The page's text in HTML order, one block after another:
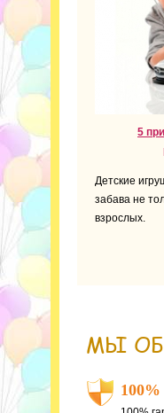
5
Детские
забава не
взрослых.
МЫ